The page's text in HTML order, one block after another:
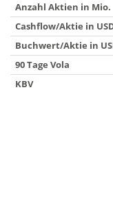
Anzahl Aktien in Mio.
Cashflow/Aktie in
Buchwert/Aktie in
90 Tage Vola
KBV